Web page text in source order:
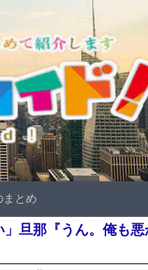
まとめ
旦那『うん。俺も